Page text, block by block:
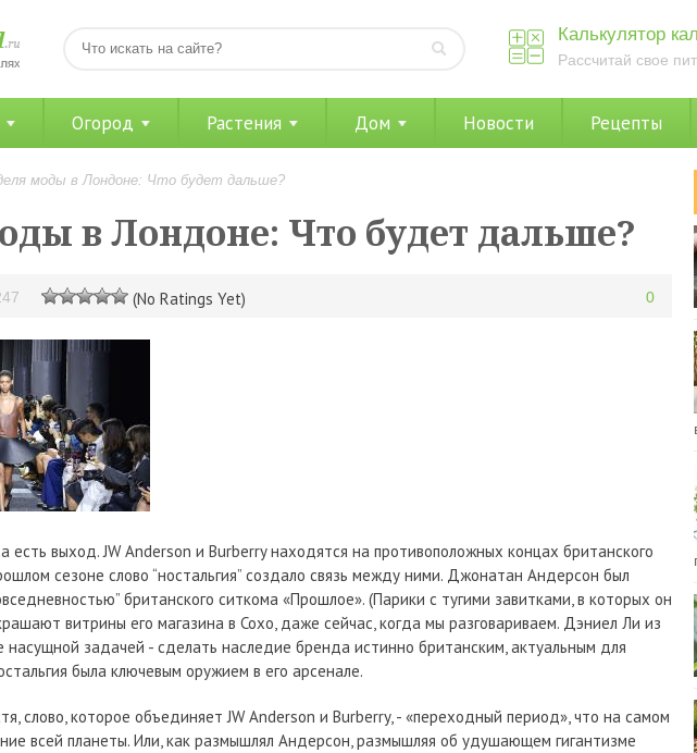
Калькулятор
Рассчитай свое
Огород Растения Дом Новости Рецепты
моды в Лондоне: Что будет дальше?
в Лондоне: Что будет дальше?
(No Ratings Yet) 0
есть выход. JW Anderson и Burberry находятся на противоположных концах британского
сезоне слово “ностальгия” создало связь между ними. Джонатан Андерсон был
британского ситкома «Прошлое». (Парики с тугими завитками, в которых он
витрины его магазина в Сохо, даже сейчас, когда мы разговариваем. Дэниел Ли из
насущной задачей - сделать наследие бренда истинно британским, актуальным для
была ключевым оружием в его арсенале.
слово, которое объединяет JW Anderson и Burberry, - «переходный период», что на самом
всей планеты. Или, как размышлял Андерсон, размышляя об удушающем гигантизме